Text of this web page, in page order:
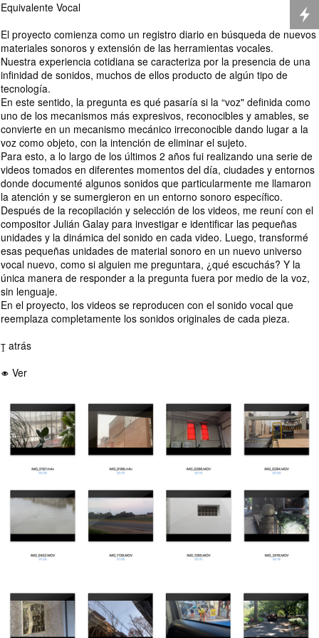
Equivalente Vocal
El proyecto comienza como un registro diario en búsqueda de nuevos
materiales sonoros y extensión de las herramientas vocales.
Nuestra experiencia cotidiana se caracteriza por la presencia de una
infinidad de sonidos, muchos de ellos producto de algún tipo de
tecnología.
En este sentido, la pregunta es qué pasaría si la “voz" definida como
uno de los mecanismos más expresivos, reconocibles y amables, se
convierte en un mecanismo mecánico irreconocible dando lugar a la
voz como objeto, con la intención de eliminar el sujeto.
Para esto, a lo largo de los últimos 2 años fui realizando una serie de
videos tomados en diferentes momentos del día, ciudades y entornos
donde documenté algunos sonidos que particularmente me llamaron
la atención y se sumergieron en un entorno sonoro específico.
Después de la recopilación y selección de los videos, me reuní con el
compositor Julián Galay para investigar e identificar las pequeñas
unidades y la dinámica del sonido en cada video. Luego, transformé
esas pequeñas unidades de material sonoro en un nuevo universo
vocal nuevo, como si alguien me preguntara, ¿qué escuchás? Y la
única manera de responder a la pregunta fuera por medio de la voz,
sin lenguaje.
En el proyecto, los videos se reproducen con el sonido vocal que
reemplaza completamente los sonidos originales de cada pieza.
 atrás
 Ver